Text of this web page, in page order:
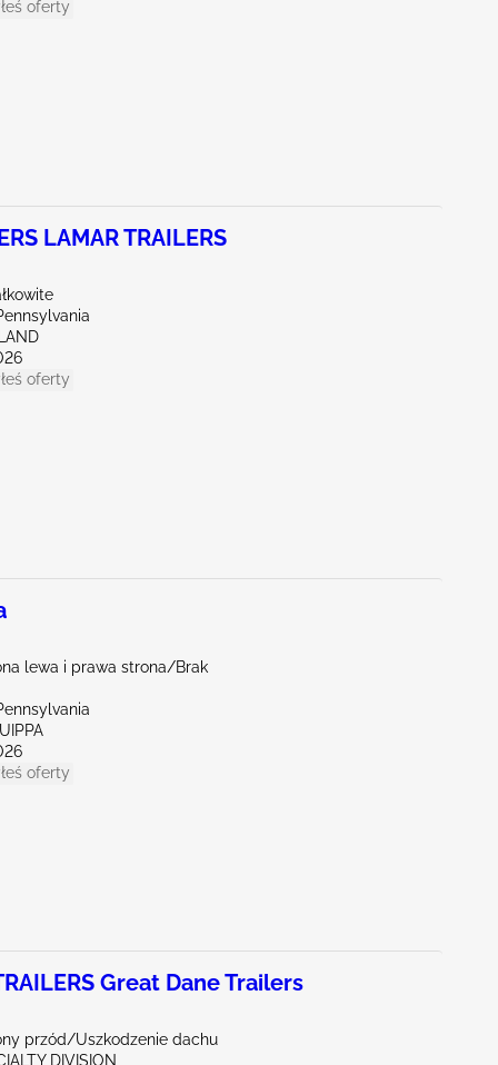
oferty
LAMAR TRAILERS
oferty
lewa i prawa strona/Brak
oferty
Great Dane Trailers
przód/Uszkodzenie dachu
DIVISION